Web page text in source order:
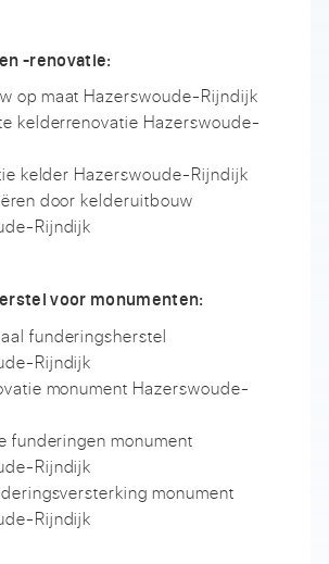
-renovatie:
op maat Hazerswoude-Rijndijk
kelderrenovatie Hazerswoude-
kelder Hazerswoude-Rijndijk
door kelderuitbouw
Rijndijk
voor monumenten:
funderingsherstel
Rijndijk
monument Hazerswoude-
funderingen monument
Rijndijk
monument
Rijndijk